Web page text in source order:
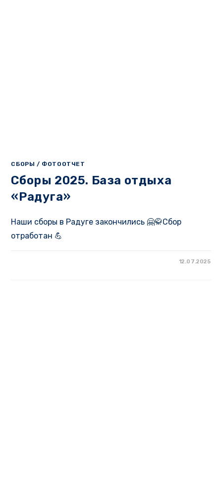
СБОРЫ / ФОТООТЧЕТ
Сборы 2025. База отдыха
«Радуга»
Наши сборы в Радуге закончились 🤗🥋Сбор
отработан 💪
12.07.2025